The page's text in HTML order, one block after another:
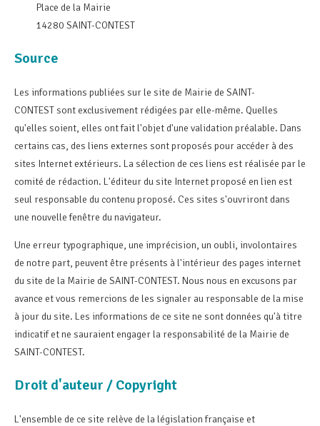
Place de la Mairie
14280 SAINT-CONTEST
Source
Les informations publiées sur le site de Mairie de SAINT-
CONTEST sont exclusivement rédigées par elle-même. Quelles
qu'elles soient, elles ont fait l'objet d'une validation préalable. Dans
certains cas, des liens externes sont proposés pour accéder à des
sites Internet extérieurs. La sélection de ces liens est réalisée par le
comité de rédaction. L'éditeur du site Internet proposé en lien est
seul responsable du contenu proposé. Ces sites s'ouvriront dans
une nouvelle fenêtre du navigateur.
Une erreur typographique, une imprécision, un oubli, involontaires
de notre part, peuvent être présents à l'intérieur des pages internet
du site de la Mairie de SAINT-CONTEST. Nous nous en excusons par
avance et vous remercions de les signaler au responsable de la mise
à jour du site. Les informations de ce site ne sont données qu'à titre
indicatif et ne sauraient engager la responsabilité de la Mairie de
SAINT-CONTEST.
Droit d'auteur / Copyright
L'ensemble de ce site relève de la législation française et